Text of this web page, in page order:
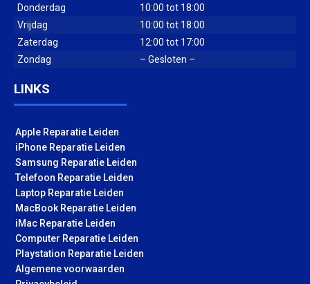
Donderdag
10:00 tot 18:00
Vrijdag
10:00 tot 18:00
Zaterdag
12:00 tot 17:00
Zondag
– Gesloten –
LINKS
Apple Reparatie Leiden
iPhone Reparatie Leiden
Samsung Reparatie Leiden
Telefoon Reparatie Leiden
Laptop Reparatie Leiden
MacBook Reparatie Leiden
iMac Reparatie Leiden
Computer Reparatie Leiden
Playstation Reparatie Leiden
Algemene voorwaarden